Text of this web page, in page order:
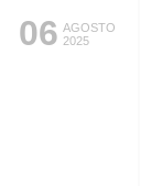
06 AGOSTO
2025